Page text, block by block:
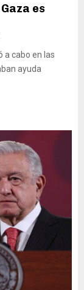
es
a cabo en las
ayuda